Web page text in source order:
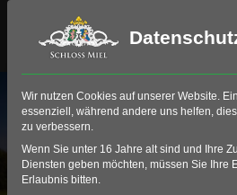
Wir nutzen Cookies auf unserer Website.
essenziell, während andere uns helfen,
zu verbessern.
Wenn Sie unter 16 Jahre alt sind und Ihre
Diensten geben möchten, müssen Sie Ihre
Erlaubnis bitten.